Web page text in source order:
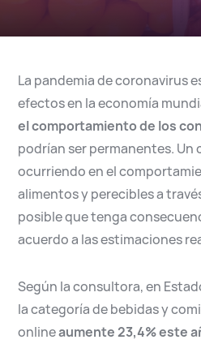
La pandemia de coronavirus
efectos en la economía
el comportamiento de los
podrían ser permanentes.
ocurriendo en el
alimentos y perecibles a
posible que tenga
acuerdo a las estimaciones
Según la consultora, en
la categoría de bebidas y
onlineaumente 23,4% este